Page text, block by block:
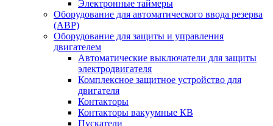
Электронные таймеры
Оборудование для автоматического ввода резерва
(АВР)
Оборудование для защиты и управления
двигателем
Автоматические выключатели для защиты
электродвигателя
Комплексное защитное устройство для
двигателя
Контакторы
Контакторы вакуумные КВ
Пускатели